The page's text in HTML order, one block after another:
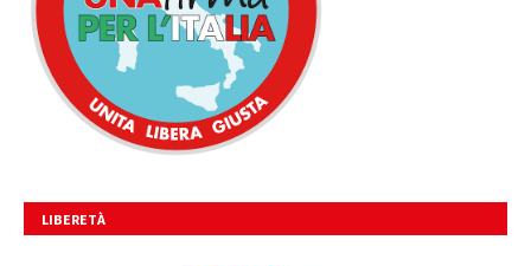
LIBERETÀ